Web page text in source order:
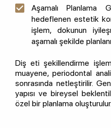
Aşamalı Planlama
hedeflenen estetik
işlem, dokunun
aşamalı şekilde
Diş eti şekillendirme
muayene, periodontal
sonrasında netleştirilir.
yapısı ve bireysel
özel bir planlama oluşturulur.